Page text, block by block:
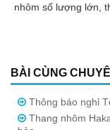
nhôm số lượng lớn,
BÀI CÙNG
Thông báo nghỉ
Thang nhôm